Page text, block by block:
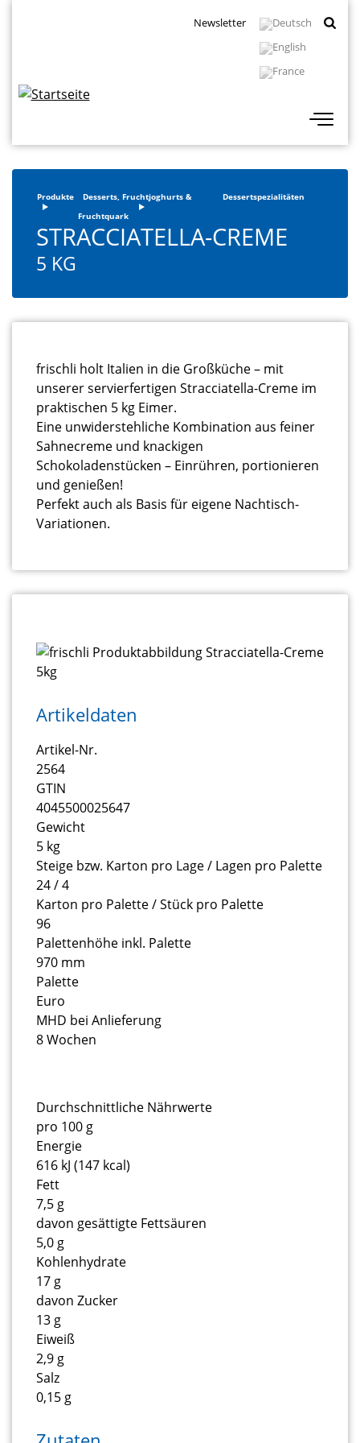
Newsletter
Produkte
Desserts, Fruchtjoghurts &
Fruchtquark
Dessertspezialitäten
STRACCIATELLA-CREME
5 KG
frischli holt Italien in die Großküche – mit
unserer servierfertigen Stracciatella-Creme im
praktischen 5 kg Eimer.
Eine unwiderstehliche Kombination aus feiner
Sahnecreme und knackigen
Schokoladenstücken – Einrühren, portionieren
und genießen!
Perfekt auch als Basis für eigene Nachtisch-
Variationen.
Artikeldaten
Artikel-Nr.
2564
GTIN
4045500025647
Gewicht
5 kg
Steige bzw. Karton pro Lage / Lagen pro Palette
24 / 4
Karton pro Palette / Stück pro Palette
96
Palettenhöhe inkl. Palette
970 mm
Palette
Euro
MHD bei Anlieferung
8 Wochen
Durchschnittliche Nährwerte
pro 100 g
Energie
616 kJ (147 kcal)
Fett
7,5 g
davon gesättigte Fettsäuren
5,0 g
Kohlenhydrate
17 g
davon Zucker
13 g
Eiweiß
2,9 g
Salz
0,15 g